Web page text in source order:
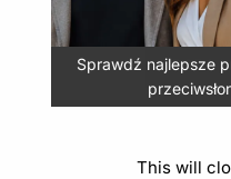
58,00 zł
DODAJ
Sprawdź najlepsze
This will